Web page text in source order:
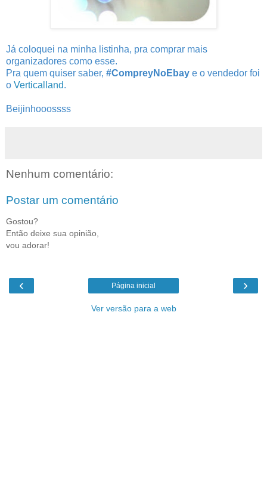
Já coloquei na minha listinha, pra comprar mais
organizadores como esse.
Pra quem quiser saber, #CompreyNoEbay e o vendedor foi
o Verticalland.
Beijinhooossss
Nenhum comentário:
Postar um comentário
Gostou?
Então deixe sua opinião,
vou adorar!
‹ ›
Página inicial
Ver versão para a web